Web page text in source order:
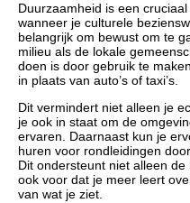
Duurzaamheid is een
wanneer je culturele
belangrijk om bewust om te
milieu als de lokale
doen is door gebruik te
in plaats van auto’s of taxi’s.
Dit vermindert niet alleen je
je ook in staat om de
ervaren. Daarnaast kun je
huren voor rondleidingen
Dit ondersteunt niet alleen
ook voor dat je meer leert
van wat je ziet.